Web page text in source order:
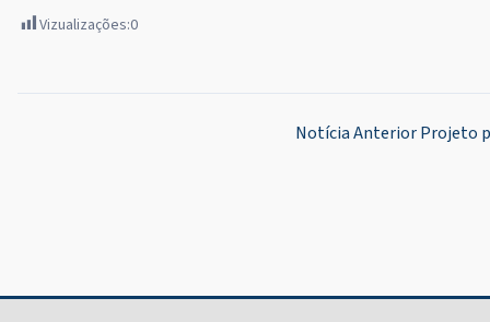
Vizualizações:0
Notícia Anterior Projeto